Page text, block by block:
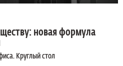
новая формула
Круглый стол